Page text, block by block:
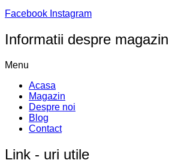
Facebook Instagram
Informatii despre magazin
Menu
Acasa
Magazin
Despre noi
Blog
Contact
Link - uri utile